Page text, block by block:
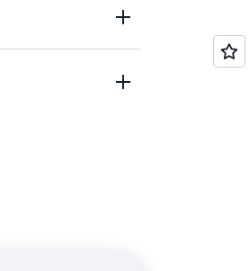
ためのより良い
依存関係による